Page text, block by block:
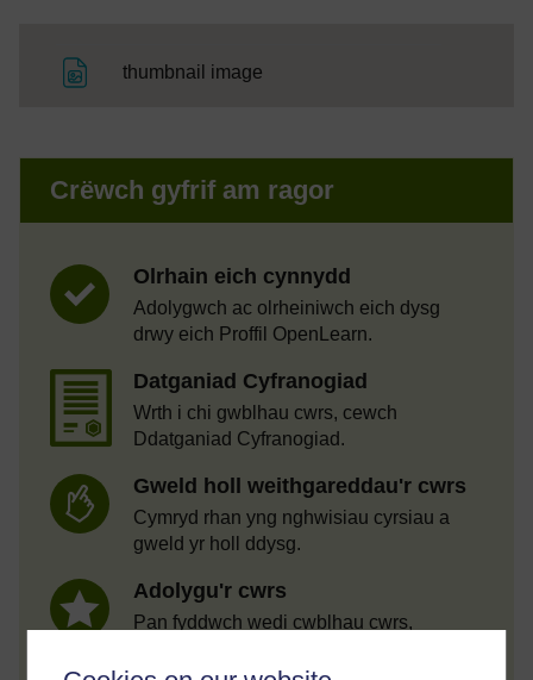
thumbnail image
Crëwch gyfrif am ragor
Olrhain eich cynnydd
Adolygwch ac olrheiniwch eich dysg
drwy eich Proffil OpenLearn.
Datganiad Cyfranogiad
Wrth i chi gwblhau cwrs, cewch
Ddatganiad Cyfranogiad.
Gweld holl weithgareddau'r cwrs
Cymryd rhan yng nghwisiau cyrsiau a
gweld yr holl ddysg.
Adolygu'r cwrs
Pan fyddwch wedi cwblhau cwrs,
barn i eraill.